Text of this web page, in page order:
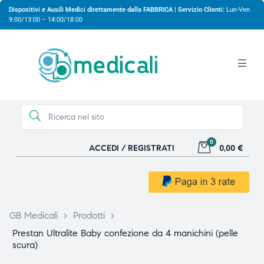
Dispositivi e Ausili Medici direttamente dalla FABBRICA | Servizio Clienti: Lun-Ven
9:00/13:00 – 14:00/18:00
ACCEDI / REGISTRATI
0
0,00 €
GB Medicali > Prodotti
>
Prestan Ultralite Baby confezione da 4 manichini (pelle
scura)